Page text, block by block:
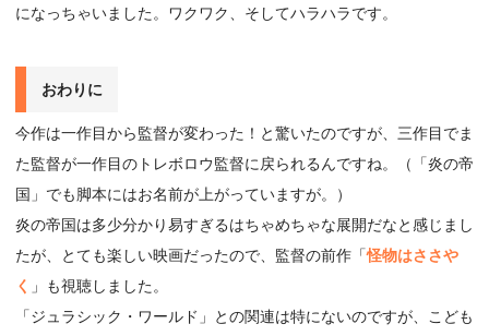
になっちゃいました。ワクワク、そしてハラハラです。
おわりに
今作は一作目から監督が変わった！と驚いたのですが、三作目でま
た監督が一作目のトレボロウ監督に戻られるんですね。（「炎の帝
国」でも脚本にはお名前が上がっていますが。）
炎の帝国は多少分かり易すぎるはちゃめちゃな展開だなと感じまし
たが、とても楽しい映画だったので、監督の前作「怪物はささや
く 」も視聴しました。
「ジュラシック・ワールド」との関連は特にないのですが、こども